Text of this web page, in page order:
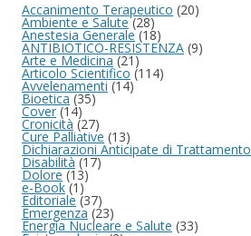
Accanimento Terapeutico (20)
Ambiente e Salute(28)
Anestesia Generale(18)
ANTIBIOTICO-RESISTENZA (9)
Arte e Medicina(21)
Articolo Scientifico (114)
Avvelenamenti(14)
Bioetica(35)
Cover(14)
Cronicità (27)
Cure Palliative (13)
Dichiarazioni Anticipate di Trattamento
Disabilità(17)
Dolore(13)
e-Book(1)
Editoriale (37)
Emergenza (23)
Energia Nucleare e Salute (33)